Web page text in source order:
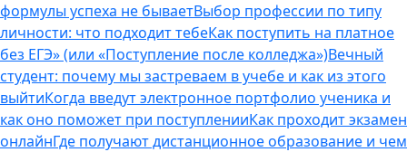
формулы успеха не бываетВыбор профессии по типу
личности: что подходит тебеКак поступить на платное
без ЕГЭ» (или «Поступление после колледжа»)Вечный
студент: почему мы застреваем в учебе и как из этого
выйтиКогда введут электронное портфолио ученика и
как оно поможет при поступленииКак проходит экзамен
онлайнГде получают дистанционное образование и чем